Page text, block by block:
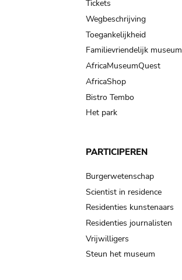
Tickets
Wegbeschrijving
Toegankelijkheid
Familievriendelijk museum
AfricaMuseumQuest
AfricaShop
Bistro Tembo
Het park
PARTICIPEREN
Burgerwetenschap
Scientist in residence
Residenties kunstenaars
Residenties journalisten
Vrijwilligers
Steun het museum